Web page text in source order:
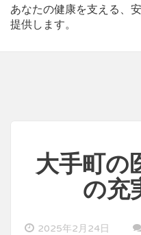
あなたの健康を支える、
提供します。
大手町の
の充
2025年2月24日